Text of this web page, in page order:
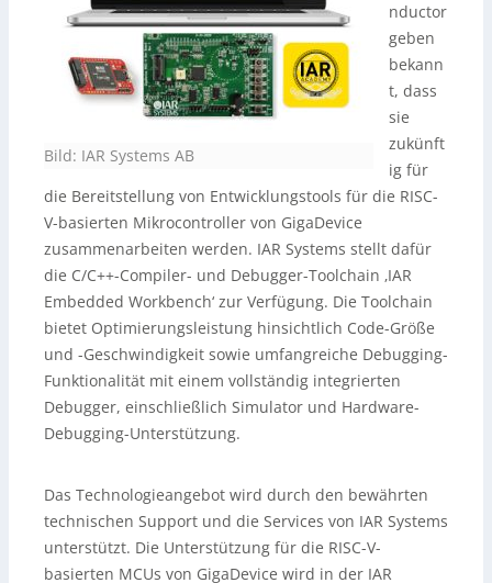
Bild: IAR Systems AB
nductor
geben
bekann
t, dass
sie
zukünft
ig für
die Bereitstellung von Entwicklungstools für die RISC-
V-basierten Mikrocontroller von GigaDevice
zusammenarbeiten werden. IAR Systems stellt dafür
die C/C++-Compiler- und Debugger-Toolchain ‚IAR
Embedded Workbench‘ zur Verfügung. Die Toolchain
bietet Optimierungsleistung hinsichtlich Code-Größe
und -Geschwindigkeit sowie umfangreiche Debugging-
Funktionalität mit einem vollständig integrierten
Debugger, einschließlich Simulator und Hardware-
Debugging-Unterstützung.
Das Technologieangebot wird durch den bewährten
technischen Support und die Services von IAR Systems
unterstützt. Die Unterstützung für die RISC-V-
basierten MCUs von GigaDevice wird in der IAR